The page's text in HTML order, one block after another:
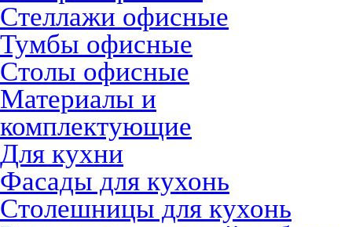
Стеллажи офисные
Тумбы офисные
Столы офисные
Материалы и
комплектующие
Для кухни
Фасады для кухонь
Столешницы для кухонь